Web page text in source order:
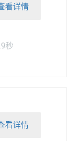
看详情
秒
看详情